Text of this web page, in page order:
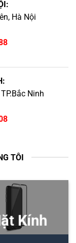
Hà Nội
Ninh
TÔI
Kính